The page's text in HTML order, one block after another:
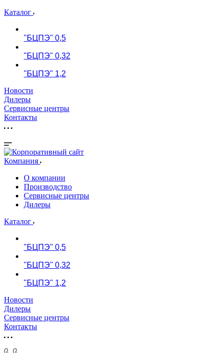
Каталог
"БЦПЭ" 0,5
"БЦПЭ" 0,32
"БЦПЭ" 1,2
Новости
Дилеры
Сервисные центры
Контакты
Компания
О компании
Производство
Сервисные центры
Дилеры
Каталог
"БЦПЭ" 0,5
"БЦПЭ" 0,32
"БЦПЭ" 1,2
Новости
Дилеры
Сервисные центры
Контакты